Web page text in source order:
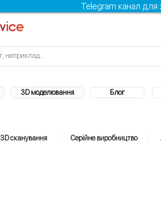
Telegram канал для
3D моделювання Блог
3D сканування Серійне виробництво